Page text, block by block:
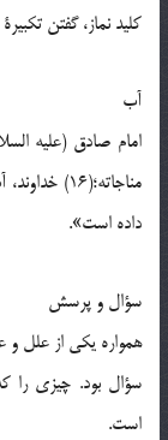
کلید نماز، گفتن
آب
امام صادق (علیه
داده است».
سؤال و پرسش
همواره یکی از علل
سؤال بود. چیزی را
است.